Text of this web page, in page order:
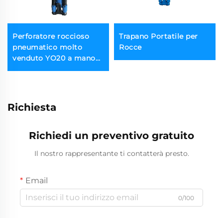
Perforatore roccioso
pneumatico molto
venduto YO20 a mano
perforatore roccioso
Trapano Portatile per
Rocce
Richiesta
Richiedi un preventivo gratuito
Il nostro rappresentante ti contatterà presto.
Email
0/100